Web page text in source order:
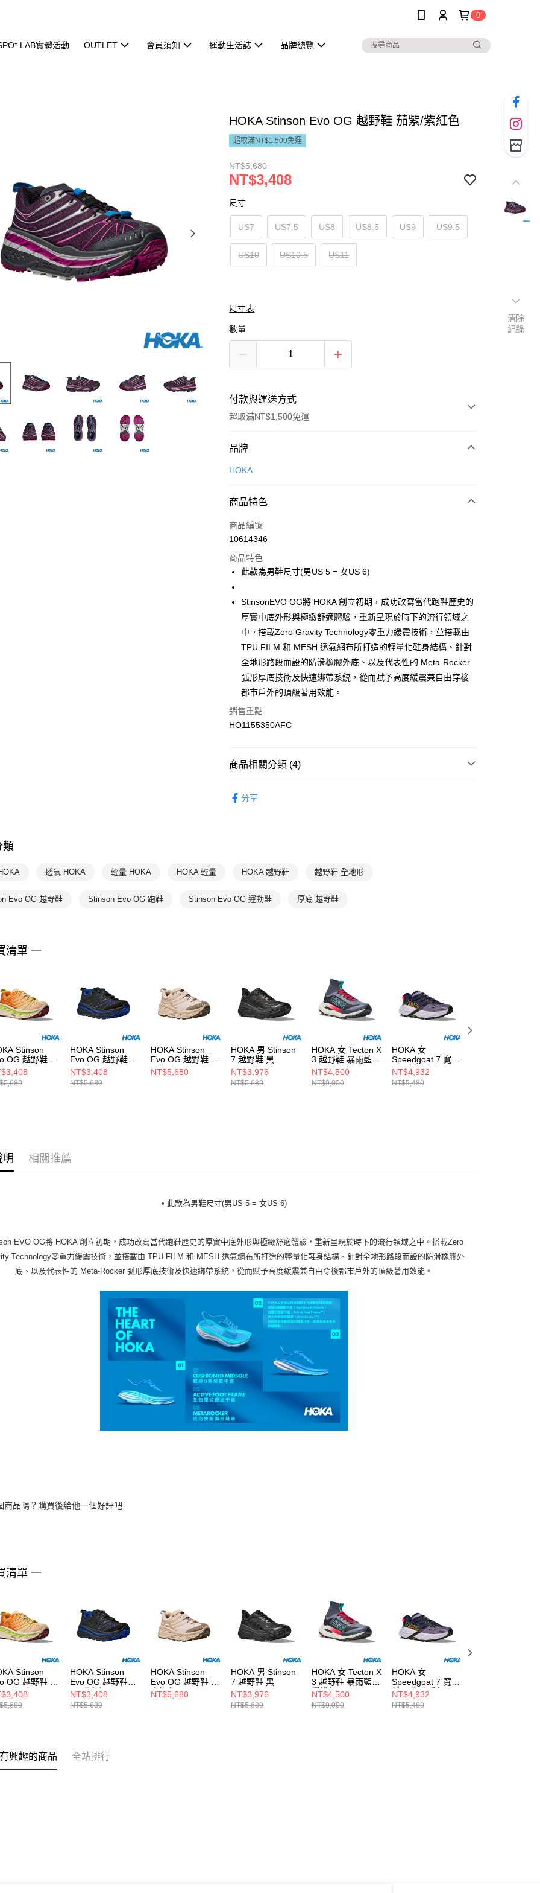
0
LAB實體活動 OUTLET 會員須知 運動生活誌 品牌總覽
HOKA Stinson Evo OG 越野鞋 茄紫/紫紅色
超取滿NT$1,500免運
NT$5,680
NT$3,408
尺寸
US7 US7.5 US8 US8.5 US9 US9.5
US10 US10.5 US11
尺寸表
數量
付款與運送方式
超取滿NT$1,500免運
付款方式
信用卡一次付款
悠遊付
運送方式
7-11取貨(快速到店)
每筆NT$100，滿NT$1,500(含以上)免運費
宅配-本島
每筆NT$100，滿NT$1,500(含以上)免運費
品牌
HOKA
商品特色
商品編號
10614346
商品特色
此款為男鞋尺寸(男US 5 = 女US 6)
StinsonEVO OG將 HOKA 創立初期，成功改寫當代跑鞋歷史的
厚實中底外形與極緻舒適體驗，重新呈現於時下的流行領域之
中。搭載Zero Gravity Technology零重力緩震技術，並搭載由
TPU FILM 和 MESH 透氣網布所打造的輕量化鞋身結構、針對
全地形路段而設的防滑橡膠外底、以及代表性的 Meta-Rocker
弧形厚底技術及快速綁帶系統，從而賦予高度緩震兼自由穿梭
都市戶外的頂級著用效能。
銷售重點
HO1155350AFC
商品相關分類 (4)
分享
類
透氣 HOKA 輕量 HOKA HOKA 輕量 HOKA 越野鞋 越野鞋 全地形
Evo OG 越野鞋 Stinson Evo OG 跑鞋 Stinson Evo OG 運動鞋 厚底 越野鞋
清單 一
Stinson
OG 越野鞋 曜
/甜瓜橘
HOKA Stinson
Evo OG 越野鞋
黑/群青色
NT$3,408
NT$5,680
HOKA Stinson
Evo OG 越野鞋 燕
麥奶色
NT$5,680
HOKA 男 Stinson
7 越野鞋 黑
NT$3,976
NT$5,680
HOKA 女 Tecton X
3 越野鞋 暴雨藍/
櫻桃紅
NT$4,500
NT$9,000
HOKA 女
Speedgoat 7 寬楦
越野鞋 莓香紅/星
光紫
NT$4,932
NT$5,480
明 相關推薦
• 此款為男鞋尺寸(男US 5 = 女US 6)
EVO OG將 HOKA 創立初期，成功改寫當代跑鞋歷史的厚實中底外形與極緻舒適體驗，重新呈現於時下的流行領域之中。搭載Zero
Technology零重力緩震技術，並搭載由 TPU FILM 和 MESH 透氣網布所打造的輕量化鞋身結構、針對全地形路段而設的防滑橡膠外
底、以及代表性的 Meta-Rocker 弧形厚底技術及快速綁帶系統，從而賦予高度緩震兼自由穿梭都市戶外的頂級著用效能。
商品嗎？購買後給他一個好評吧
清單 一
Stinson
OG 越野鞋 曜
/甜瓜橘
HOKA Stinson
Evo OG 越野鞋
黑/群青色
NT$3,408
NT$5,680
HOKA Stinson
Evo OG 越野鞋 燕
麥奶色
NT$5,680
HOKA 男 Stinson
7 越野鞋 黑
NT$3,976
NT$5,680
HOKA 女 Tecton X
3 越野鞋 暴雨藍/
櫻桃紅
NT$4,500
NT$9,000
HOKA 女
Speedgoat 7 寬楦
越野鞋 莓香紅/星
光紫
NT$4,932
NT$5,480
興趣的商品 全站排行
清除
紀錄